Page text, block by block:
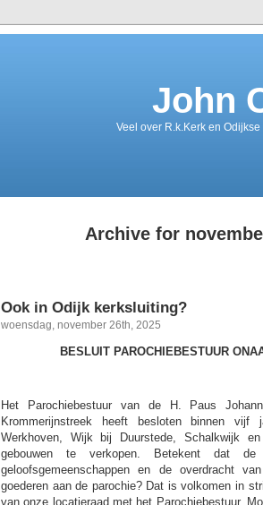
John
Veel over R.k.Kerk en
Archive for
Ook in Odijk kerksluiting?
woensdag, november 26th, 2025
BESLUIT PAROCHIEBESTUUR
Het Parochiebestuur van de H. Paus
Krommerijnstreek heeft besloten binnen
Werkhoven, Wijk bij Duurstede, Schalkwijk
gebouwen te verkopen. Betekent dat
geloofsgemeenschappen en de overdracht
goederen aan de parochie? Dat is volkomen in
van onze locatieraad met het Parochiebestuur.